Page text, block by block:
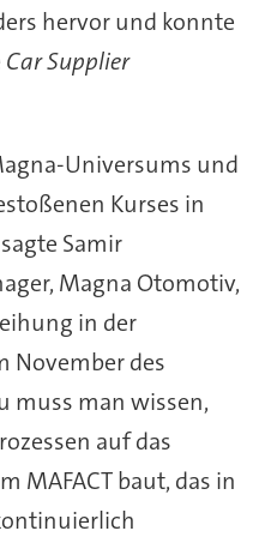
hervor und konnte
Car Supplier
Universums und
Kurses in
Samir
Magna Otomotiv,
in der
November des
muss man wissen,
auf das
MAFACT baut, das in